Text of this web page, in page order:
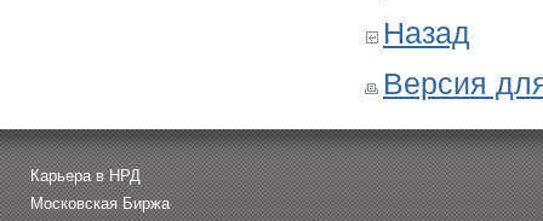
Назад
Версия
Карьера в НРД
Московская Биржа